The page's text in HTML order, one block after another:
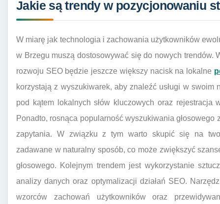
Jakie są trendy w pozycjonowaniu
W miarę jak technologia i zachowania użytkowników
w Brzegu muszą dostosowywać się do nowych trendów.
rozwoju SEO będzie jeszcze większy nacisk na lokalne
korzystają z wyszukiwarek, aby znaleźć usługi w
pod kątem lokalnych słów kluczowych oraz rejestracja
Ponadto, rosnąca popularność wyszukiwania głosowego
zapytania. W związku z tym warto skupić się na
zadawane w naturalny sposób, co może zwiększyć
głosowego. Kolejnym trendem jest wykorzystanie
analizy danych oraz optymalizacji działań SEO.
wzorców zachowań użytkowników oraz